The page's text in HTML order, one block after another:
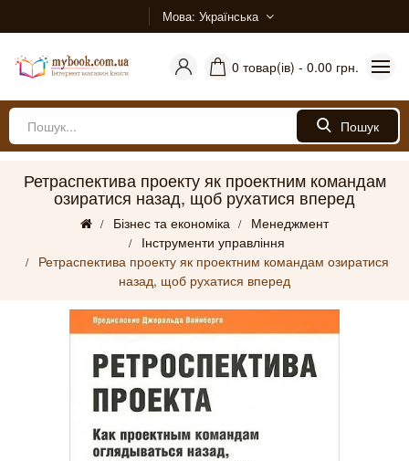
Мова Українська
0 товар(ів) - 0.00 грн.
Пошук
Ретраспектива проекту як проектним командам
озиратися назад, щоб рухатися вперед
Бізнес та економіка
Менеджмент
Інструменти управління
Ретраспектива проекту як проектним командам озиратися
назад, щоб рухатися вперед